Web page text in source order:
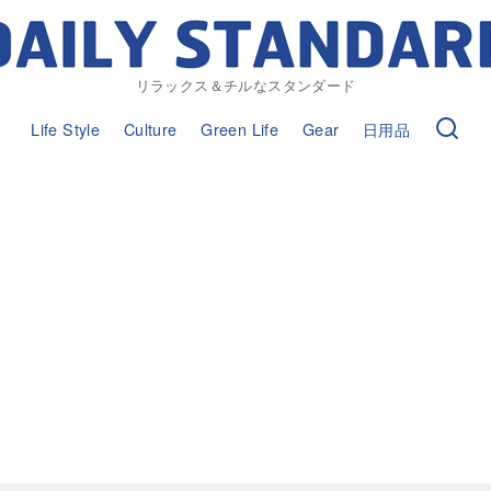
リラックス＆チルなスタンダード
Life Style Culture Green Life Gear 日用品